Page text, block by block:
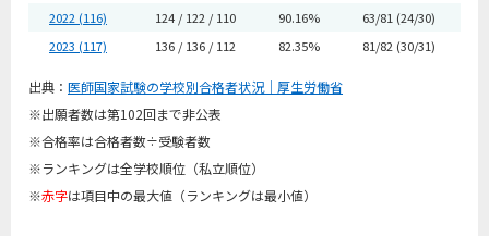
2022 (116)
124 / 122 / 110 90.16%
63/81 (24/30)
2023 (117)
136 / 136 / 112 82.35% 81/82 (30/31)
出典： 医師国家試験の学校別合格者状況｜厚生労働省
※出願者数は第102回まで非公表
※合格率は合格者数÷受験者数
※ランキングは全学校順位（私立順位）
※赤字は項目中の最大値（ランキングは最小値）